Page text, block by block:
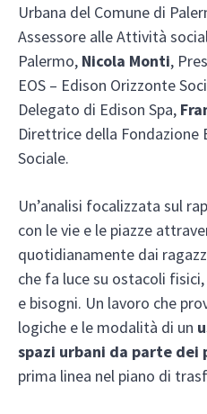
Urbana del Comune di
Assessore alle Attività
Palermo, Nicola Monti,
EOS – Edison Orizzonte
Delegato di Edison Spa,
Direttrice della Fondazione
Sociale.
Un’analisi focalizzata sul
con le vie e le piazze
quotidianamente dai
che fa luce su ostacoli
e bisogni. Un lavoro che
logiche e le modalità di un
spazi urbani da parte dei
prima linea nel piano di